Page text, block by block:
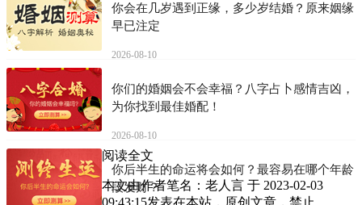
你会在几岁遇到正缘，多少岁结婚？原来姻缘
早已注定
2026-08-10
你们的婚姻会不会幸福？八字占卜感情吉凶，
为你找到最佳婚配！
2026-08-10
你后半生的命运将会如何？最容易在哪个年龄
段发财？
阅读全文
本文由作者笔名：老人言 于 2023-02-03